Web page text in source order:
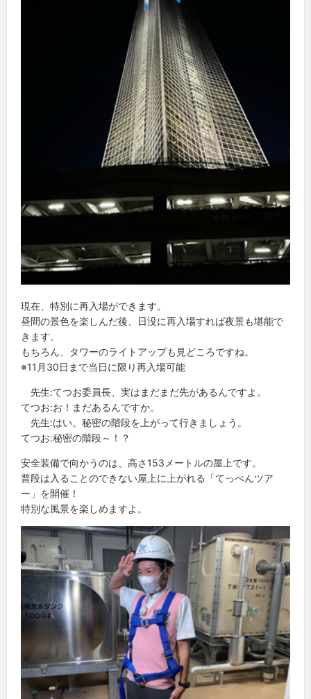
現在、特別に再入場ができます。
昼間の景色を楽しんだ後、日没に再入場すれば夜景も堪能で
きます。
もちろん、タワーのライトアップも見どころですね。
※11月30日まで当日に限り再入場可能
先生:てつお委員長、実はまだまだ先があるんですよ。
てつお:お！まだあるんですか。
先生:はい。秘密の階段を上がって行きましょう。
てつお:秘密の階段～！？
安全装備で向かうのは、高さ153メートルの屋上です。
普段は入ることのできない屋上に上がれる「てっぺんツア
ー」を開催！
特別な風景を楽しめますよ。